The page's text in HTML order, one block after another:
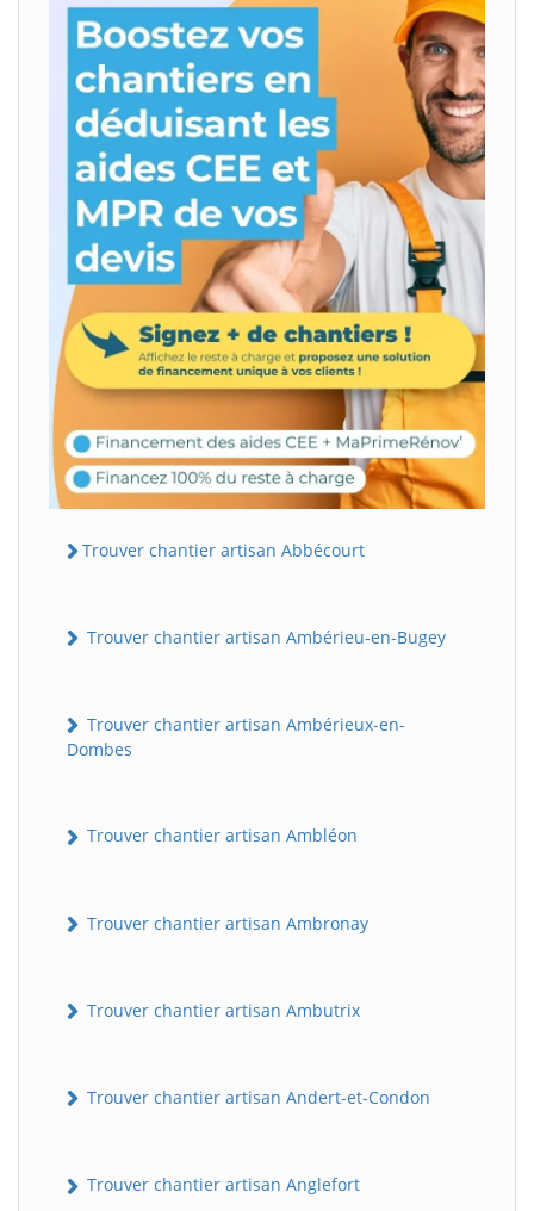
Trouver chantier artisan Abbécourt
Trouver chantier artisan Ambérieu-en-Bugey
Trouver chantier artisan Ambérieux-en-
Dombes
Trouver chantier artisan Ambléon
Trouver chantier artisan Ambronay
Trouver chantier artisan Ambutrix
Trouver chantier artisan Andert-et-Condon
Trouver chantier artisan Anglefort